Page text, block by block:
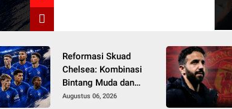
Reformasi Skuad
Chelsea: Kombinasi
Bintang Muda dan
Pengalaman Senior
Augustus 06, 2026